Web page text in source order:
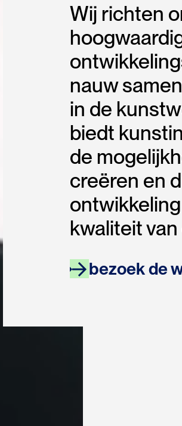
Wij richten
nauw
in de
biedt
de
creëren en
kwaliteit
bezoek de